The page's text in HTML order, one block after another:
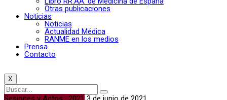
Otras publicaciones
Noticias
Noticias
Actualidad Médica
RANME en los medios
Prensa
Contacto
X